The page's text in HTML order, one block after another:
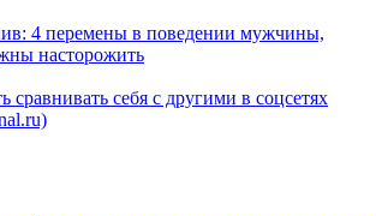
4 перемены в поведении мужчины,
насторожить
сравнивать себя с другими в соцсетях